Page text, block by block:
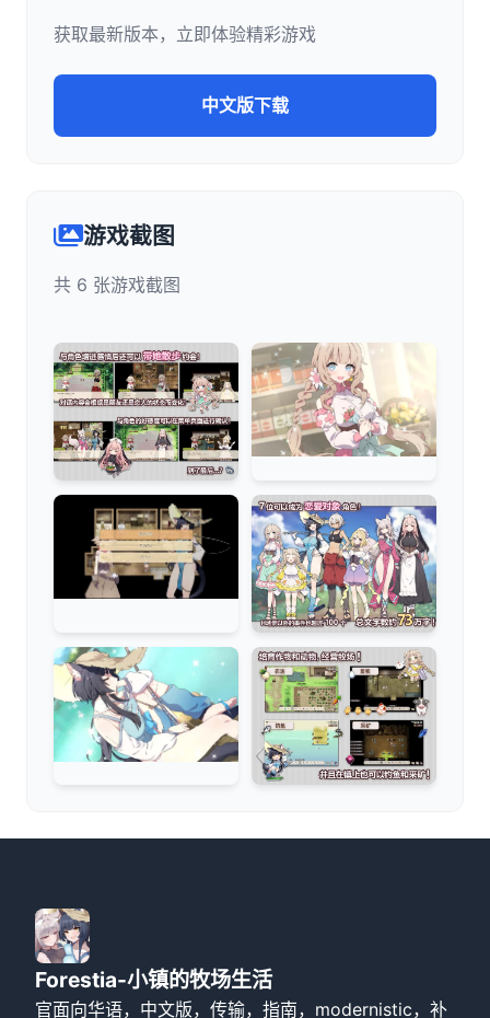
获取最新版本，立即体验精彩游戏
中文版下载
游戏截图
共 6 张游戏截图
Forestia-小镇的牧场生活
官面向华语，中文版，传输，指南，modernistic，补